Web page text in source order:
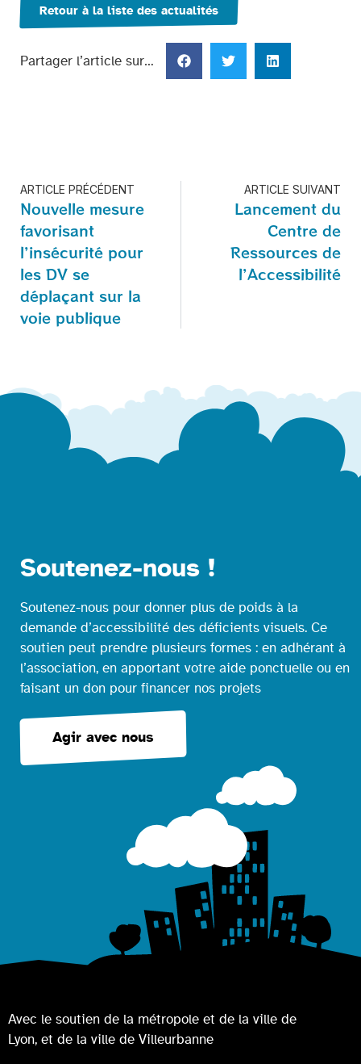
Retour à la liste des actualités
Partager l’article sur…
ARTICLE PRÉCÉDENT
Nouvelle mesure
favorisant
l’insécurité pour
les DV se
déplaçant sur la
voie publique
ARTICLE SUIVANT
Lancement du
Centre de
Ressources de
l’Accessibilité
Soutenez-nous !
Soutenez-nous pour donner plus de poids à la
demande d’accessibilité des déficients visuels. Ce
soutien peut prendre plusieurs formes : en adhérant à
l’association, en apportant votre aide ponctuelle ou en
faisant un don pour financer nos projets
Agir avec nous
Avec le soutien de la métropole et de la ville de
Lyon, et de la ville de Villeurbanne